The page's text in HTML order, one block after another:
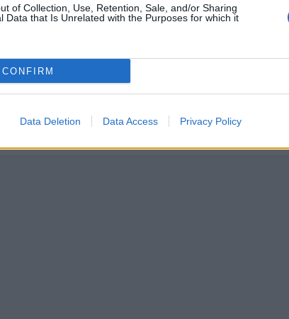
of Collection, Use, Retention, Sale, and/or Sharing
Data that Is Unrelated with the Purposes for which it
CONFIRM
Data Deletion Data Access Privacy Policy
es de 2,4 bares.
ampliando, pero esto es de momento lo que tengo... ojalá
yo también a partir de ahora.